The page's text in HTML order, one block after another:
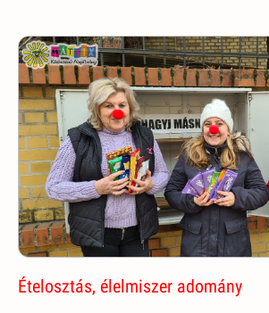
Ételosztás, élelmiszer adomány